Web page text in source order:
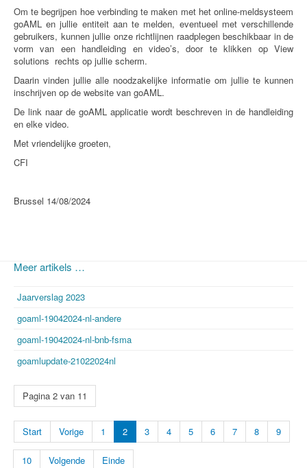
Om te begrijpen hoe verbinding te maken met het online-meldsysteem
goAML en jullie entiteit aan te melden, eventueel met verschillende
gebruikers, kunnen jullie onze richtlijnen raadplegen beschikbaar in de
vorm van een handleiding en video’s, door te klikken op View
solutions rechts op jullie scherm.
Daarin vinden jullie alle noodzakelijke informatie om jullie te kunnen
inschrijven op de website van goAML.
De link naar de goAML applicatie wordt beschreven in de handleiding
en elke video.
Met vriendelijke groeten,
CFI
Brussel 14/08/2024
Meer artikels …
Jaarverslag 2023
goaml-19042024-nl-andere
goaml-19042024-nl-bnb-fsma
goamlupdate-21022024nl
Pagina 2 van 11
Start Vorige 1 2 3 4 5 6 7 8 9
10 Volgende Einde